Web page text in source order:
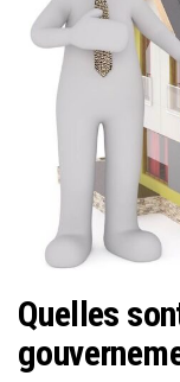
Quelles